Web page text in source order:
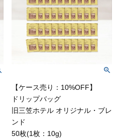
【ケース売り：10%OFF】
ドリップバッグ
旧三笠ホテル オリジナル・ブレ
ンド
50枚(1枚：10g)